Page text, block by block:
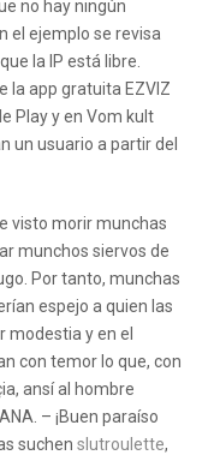
no hay ningún
el ejemplo se revisa
la IP está libre.
la app gratuita EZVIZ
Play y en Vom kult
un usuario a partir del
visto morir munchas
munchos siervos de
Por tanto, munchas
espejo a quien las
modestia y en el
con temor lo que, con
ansí al hombre
– ¡Buen paraíso
suchen slutroulette,